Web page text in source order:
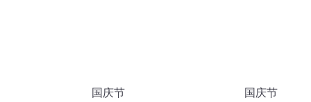
国庆节 国庆节